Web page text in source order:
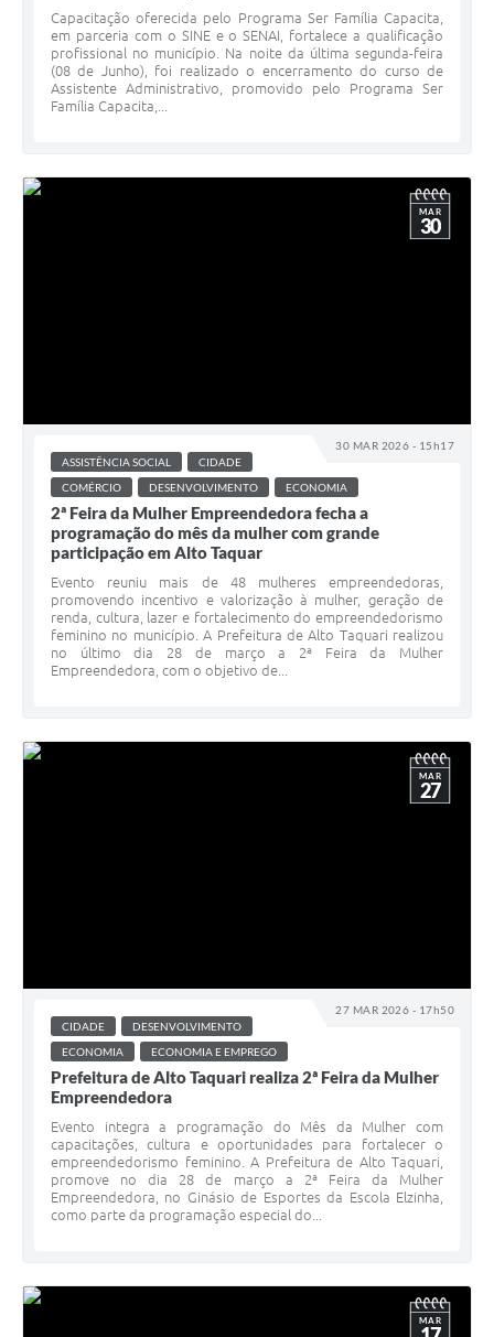
Capacitação oferecida pelo Programa Ser Família Capacita,
em parceria com o SINE e o SENAI, fortalece a qualificação
profissional no município. Na noite da última segunda-feira
(08 de Junho), foi realizado o encerramento do curso de
Assistente Administrativo, promovido pelo Programa Ser
Família Capacita,...
30 MAR 2026 - 15h17
MAR
30
ASSISTÊNCIA SOCIAL
CIDADE
COMÉRCIO
DESENVOLVIMENTO ECONOMIA
2ª Feira da Mulher Empreendedora fecha a
programação do mês da mulher com grande
participação em Alto Taquar
Evento reuniu mais de 48 mulheres empreendedoras,
promovendo incentivo e valorização à mulher, geração de
renda, cultura, lazer e fortalecimento do empreendedorismo
feminino no município. A Prefeitura de Alto Taquari realizou
no último dia 28 de março a 2ª Feira da Mulher
Empreendedora, com o objetivo de...
27 MAR 2026 - 17h50
MAR
27
CIDADE
DESENVOLVIMENTO
ECONOMIA
ECONOMIA E EMPREGO
Prefeitura de Alto Taquari realiza 2ª Feira da Mulher
Empreendedora
Evento integra a programação do Mês da Mulher com
capacitações, cultura e oportunidades para fortalecer o
empreendedorismo feminino. A Prefeitura de Alto Taquari,
promove no dia 28 de março a 2ª Feira da Mulher
Empreendedora, no Ginásio de Esportes da Escola Elzinha,
como parte da programação especial do...
MAR